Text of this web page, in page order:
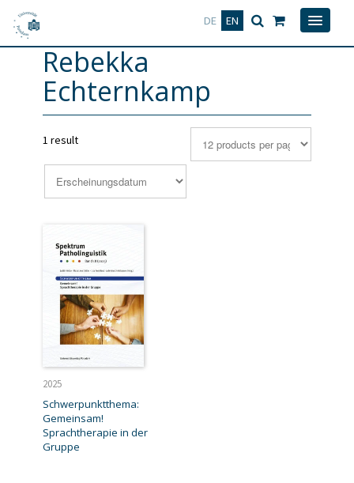
DE EN
Deutsch
Rebekka
Echternkamp
1 result
2025
Schwerpunktthema:
Gemeinsam!
Sprachtherapie in der
Gruppe